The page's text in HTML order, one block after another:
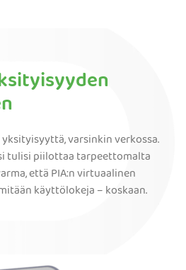
varsinkin verkossa.
tulisi piilottaa tarpeettomalta
että PIA:n virtuaalinen
käyttölokeja – koskaan.